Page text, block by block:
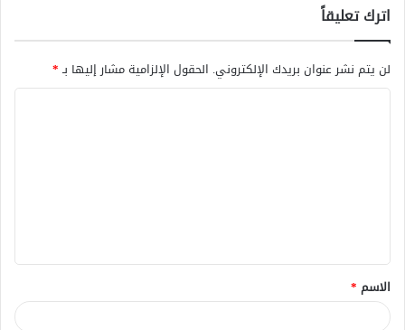
اترك تعليقاً
لن يتم نشر عنوان بريدك الإلكتروني. الحقول الإلزامية مشار إليها بـ*
ق
*
الاسم *